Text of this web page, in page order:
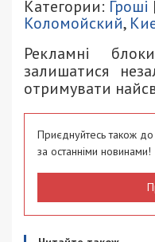
Категории: Гроші
Коломойский,
Рекламні
залишатися
отримувати
Приєднуйтесь також
за останніми новинами!